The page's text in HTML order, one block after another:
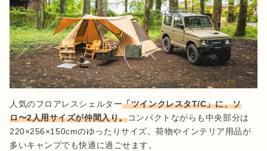
人気のフロアレスシェルター「ツインクレスタT/C」に、ソ
ロ〜2人用サイズが仲間入り。コンパクトながらも中央部分は
220×256×150cmのゆったりサイズ。荷物やインテリア用品が
多いキャンプでも快適に過ごせます。